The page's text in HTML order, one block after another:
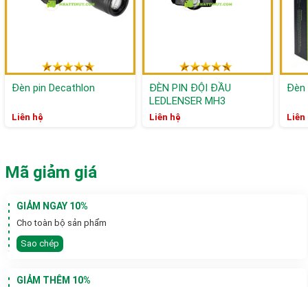
Đèn pin Decathlon
Liên hệ
ĐÈN PIN ĐỘI ĐẦU
LEDLENSER MH3
Liên hệ
Đèn
Liên
Mã giảm giá
GIẢM NGAY 10%
Cho toàn bộ sản phẩm
Sao chép
GIẢM THÊM 10%